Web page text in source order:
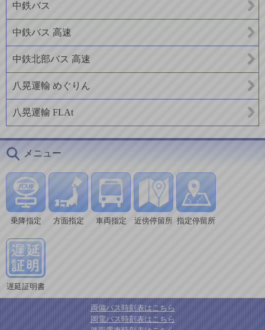
中鉄バス
中鉄バス 高速
中鉄北部バス 高速
八晃運輸 めぐりん
八晃運輸 FLAt
メニュー
乗降指定 方面指定 車両指定 近傍停留所 指定停留所
遅延証明書
両備バス時刻表はこちら
岡電バス時刻表はこちら